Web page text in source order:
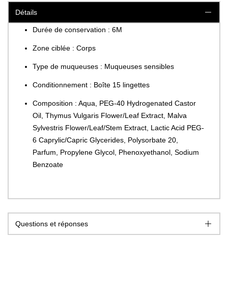
Détails
Durée de conservation : 6M
Zone ciblée : Corps
Type de muqueuses : Muqueuses sensibles
Conditionnement : Boîte 15 lingettes
Composition : Aqua, PEG-40 Hydrogenated Castor
Oil, Thymus Vulgaris Flower/Leaf Extract, Malva
Sylvestris Flower/Leaf/Stem Extract, Lactic Acid PEG-
6 Caprylic/Capric Glycerides, Polysorbate 20,
Parfum, Propylene Glycol, Phenoxyethanol, Sodium
Benzoate
Questions et réponses